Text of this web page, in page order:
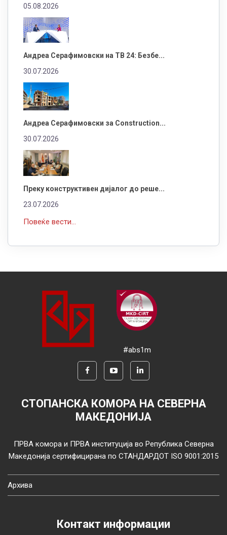
05.08.2026
Андреа Серафимовски на ТВ 24: Безбе...
30.07.2026
Андреа Серафимовски за Construction...
30.07.2026
Преку конструктивен дијалог до реше...
23.07.2026
Повеќе вести...
#abs1m
СТОПАНСКА КОМОРА НА СЕВЕРНА
МАКЕДОНИЈА
ПРВА комора и ПРВА институција во Република Северна
Македонија сертифицирана по СТАНДАРДОТ ISO 9001:2015
Архива
Контакт информации